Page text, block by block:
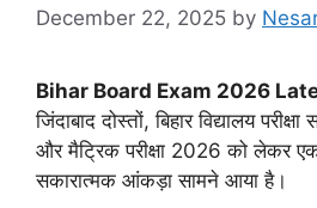
December 22, 2025 by
Bihar Board Exam 2026
जिंदाबाद दोस्तों, बिहार विद्यालय
और मैट्रिक परीक्षा 2026 को लेकर
सकारात्मक आंकड़ा सामने आया है।